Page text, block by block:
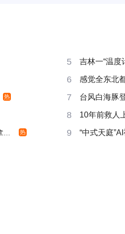
5 吉林一“温度
6 感觉全东北
热 7 台风白海豚
8 10年前救人
热 9 “中式天庭